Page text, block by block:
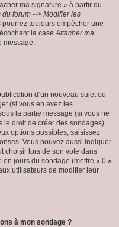
ma signature » à partir du
du forum --> Modifier les
pourrez toujours empêcher une
la caseAttacher ma
message.
d’un nouveau sujet ou
(si vous en avez les
la partie message (si vous ne
le droit de créer des sondages).
options possibles, saisissez
Vous pouvez aussi indiquer
choisir lors de son vote dans
en jours du sondage (mettre « 0 »
utilisateurs de modifier leur
à mon sondage ?